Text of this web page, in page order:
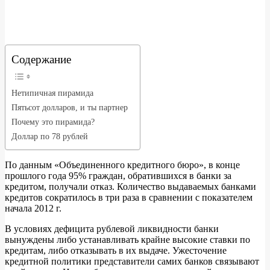
Содержание
Нетипичная пирамида
Пятьсот долларов, и ты партнер
Почему это пирамида?
Доллар по 78 рублей
По данным «Объединенного кредитного бюро», в конце
прошлого года 95% граждан, обратившихся в банки за
кредитом, получали отказ. Количество выдаваемых банками
кредитов сократилось в три раза в сравнении с показателем
начала 2012 г.
В условиях дефицита рублевой ликвидности банки
вынуждены либо устанавливать крайне высокие ставки по
кредитам, либо отказывать в их выдаче. Ужесточение
кредитной политики представители самих банков связывают